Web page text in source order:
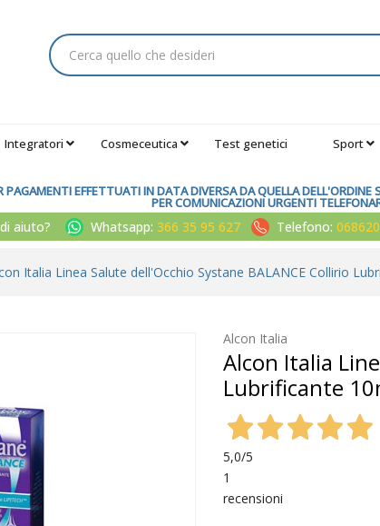
Integratori Cosmeceutica Test genetici Sport
PAGAMENTI EFFETTUATI IN DATA DIVERSA DA QUELLA DELL'ORDINE
PER COMUNICAZIONI URGENTI
aiuto? Whatsapp: 366 35 95 627 Telefono:
Italia Linea Salute dell'Occhio Systane BALANCE Collirio
Alcon Italia
Alcon Italia
Lubrificante
5,0/5
1
recensioni